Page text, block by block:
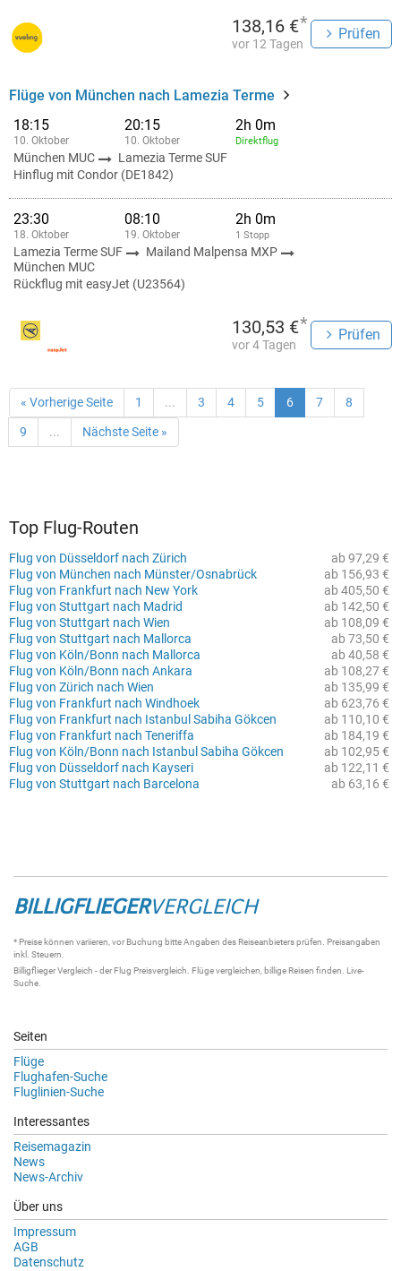
138,16 €*
vor 12 Tagen
Prüfen
Flüge von München nach Lamezia Terme
18:15
10. Oktober
20:15
10. Oktober
2h 0m
Direktflug
München MUC
Lamezia Terme SUF
Hinflug mit Condor (DE1842)
23:30
18. Oktober
08:10
19. Oktober
2h 0m
1 Stopp
Lamezia Terme SUF
Mailand Malpensa MXP
München MUC
Rückflug mit easyJet (U23564)
130,53 €*
vor 4 Tagen
Prüfen
« Vorherige Seite 1 ... 3 4 5 6 7 8
9 ... Nächste Seite »
Top Flug-Routen
ab 97,29 €
Flug von Düsseldorf nach Zürich
ab 156,93 €
Flug von München nach Münster/Osnabrück
ab 405,50 €
Flug von Frankfurt nach New York
ab 142,50 €
Flug von Stuttgart nach Madrid
ab 108,09 €
Flug von Stuttgart nach Wien
ab 73,50 €
Flug von Stuttgart nach Mallorca
ab 40,58 €
Flug von Köln/Bonn nach Mallorca
ab 108,27 €
Flug von Köln/Bonn nach Ankara
ab 135,99 €
Flug von Zürich nach Wien
ab 623,76 €
Flug von Frankfurt nach Windhoek
ab 110,10 €
Flug von Frankfurt nach Istanbul Sabiha Gökcen
ab 184,19 €
Flug von Frankfurt nach Teneriffa
ab 102,95 €
Flug von Köln/Bonn nach Istanbul Sabiha Gökcen
ab 122,11 €
Flug von Düsseldorf nach Kayseri
ab 63,16 €
Flug von Stuttgart nach Barcelona
BILLIGFLIEGERVERGLEICH
* Preise können variieren, vor Buchung bitte Angaben des Reiseanbieters prüfen. Preisangaben
inkl. Steuern.
Billigflieger Vergleich - derFlug Preisvergleich Flüge vergleichen , billige Reisen finden. Live-
Suche
Seiten
Flüge
Flughafen-Suche
Fluglinien-Suche
Interessantes
Reisemagazin
News
News-Archiv
Über uns
Impressum
AGB
Datenschutz